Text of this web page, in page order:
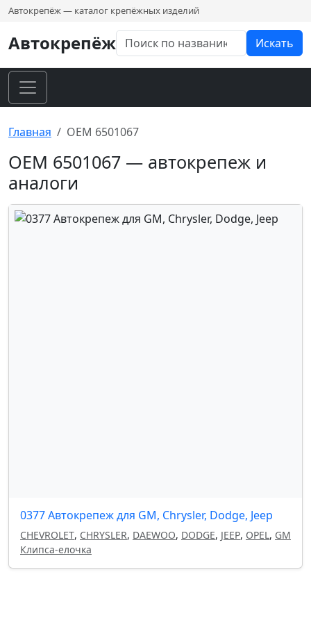
Автокрепёж — каталог крепёжных изделий
Автокрепёж Искать
Главная OEM 6501067
OEM 6501067 — автокрепеж и
аналоги
0377 Автокрепеж для GM, Chrysler, Dodge, Jeep
CHEVROLET, CHRYSLER, DAEWOO, DODGE, JEEP, OPEL, GM
Клипса-елочка